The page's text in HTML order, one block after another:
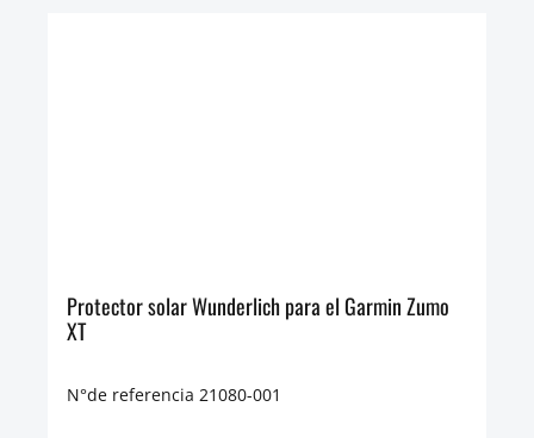
Protector solar Wunderlich para el Garmin Zumo
XT
N°de referencia 21080-001